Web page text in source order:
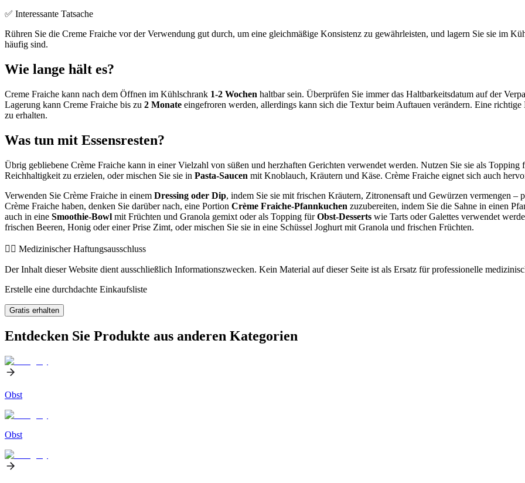
✅ Interessante Tatsache
Rühren Sie die Creme Fraiche vor der Verwendung gut durch, um eine gleichmäßige Konsistenz zu gewährleisten, und lagern Sie sie im
häufig sind.
Wie lange hält es?
Creme Fraiche kann nach dem Öffnen im Kühlschrank 1-2 Wochen haltbar sein. Überprüfen Sie immer das Haltbarkeitsdatum auf der
Lagerung kann Creme Fraiche bis zu 2 Monate eingefroren werden, allerdings kann sich die Textur beim Auftauen verändern. Eine
zu erhalten.
Was tun mit Essensresten?
Übrig gebliebene Crème Fraiche kann in einer Vielzahl von süßen und herzhaften Gerichten verwendet werden. Nutzen Sie sie als Topping
Reichhaltigkeit zu erzielen, oder mischen Sie sie in Pasta-Saucen mit Knoblauch, Kräutern und Käse. Crème Fraiche eignet sich auch
Verwenden Sie Crème Fraiche in einem Dressing oder Dip, indem Sie sie mit frischen Kräutern, Zitronensaft und Gewürzen vermengen –
Crème Fraiche haben, denken Sie darüber nach, eine Portion Crème Fraiche-Pfannkuchen zuzubereiten, indem Sie die Sahne in einen
auch in eine Smoothie-Bowl mit Früchten und Granola gemixt oder als Topping fürObst-Desserts wie Tarts oder Galettes verwendet
frischen Beeren, Honig oder einer Prise Zimt, oder mischen Sie sie in eine Schüssel Joghurt mit Granola und frischen Früchten.
👨‍⚕️️ Medizinischer Haftungsausschluss
Der Inhalt dieser Website dient ausschließlich Informationszwecken. Kein Material auf dieser Seite ist als Ersatz für professionelle
Erstelle eine durchdachte Einkaufsliste
Gratis erhalten
Entdecken Sie Produkte aus anderen Kategorien
Obst
Obst